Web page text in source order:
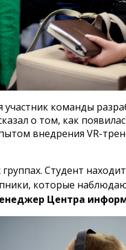
команды
о том, как
внедрения VR-
Студент
которые
Центра